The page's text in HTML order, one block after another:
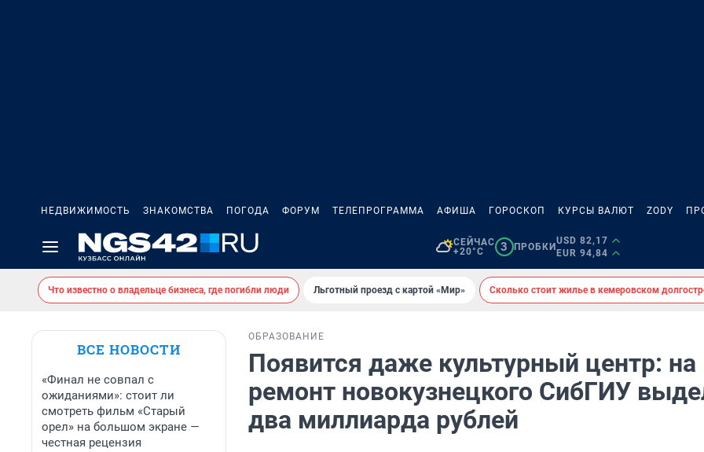
НЕДВИЖИМОСТЬ ЗНАКОМСТВА ПОГОДА ФОРУМ ТЕЛЕПРОГРАММА АФИША ГОРОСКОП КУРСЫ ВАЛЮТ ZODY
СЕЙЧАС
+20°C
3 ПРОБКИ
USD 82,17
EUR 94,84
Что известно о владельце бизнеса, где погибли люди Льготный проезд с картой «Мир» Сколько стоит жилье в кемеровском
ВСЕ НОВОСТИ
«Финал не совпал с
ожиданиями»: стоит ли
смотреть фильм «Старый
орел» на большом экране —
честная рецензия
ОБРАЗОВАНИЕ
Появится даже культурный центр: на
ремонт новокузнецкого СибГИУ
два миллиарда рублей